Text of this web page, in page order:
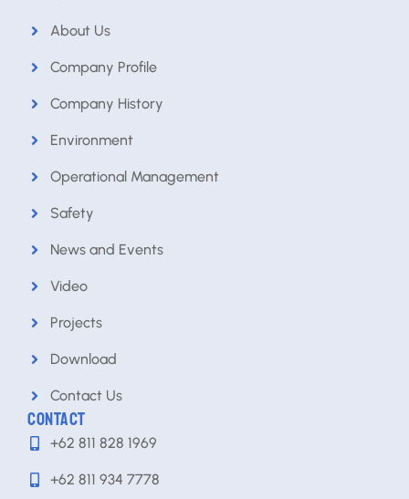
About Us
Company Profile
Company History
Environment
Operational Management
Safety
News and Events
Video
Projects
Download
Contact Us
CONTACT
+62 811 828 1969
+62 811 934 7778